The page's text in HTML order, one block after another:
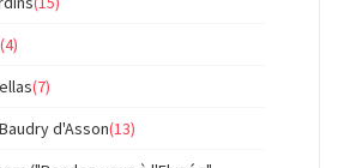
(4)
(7)
d'Asson(13)